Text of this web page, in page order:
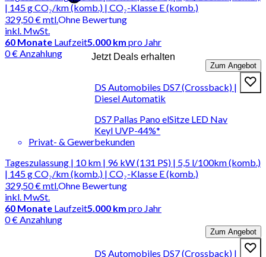
Jetzt Deals erhalten
| 145 g CO₂/km (komb.) | CO₂-Klasse E (komb.)
329,50 €mtl.
inkl. MwSt.
Ohne Bewertung
60 Monate Laufzeit5.000 km pro Jahr
0 € Anzahlung
Zum Angebot
DS Automobiles DS7 (Crossback) |
Diesel Automatik
DS7 Pallas Pano elSitze LED Nav
Keyl UVP-44%*
Privat- & Gewerbekunden
Tageszulassung | 10 km | 96 kW (131 PS) | 5,5 l/100km (komb.)
| 145 g CO₂/km (komb.) | CO₂-Klasse E (komb.)
329,50 €mtl.
inkl. MwSt.
Ohne Bewertung
60 Monate Laufzeit5.000 km pro Jahr
0 € Anzahlung
Zum Angebot
DS Automobiles DS7 (Crossback) |